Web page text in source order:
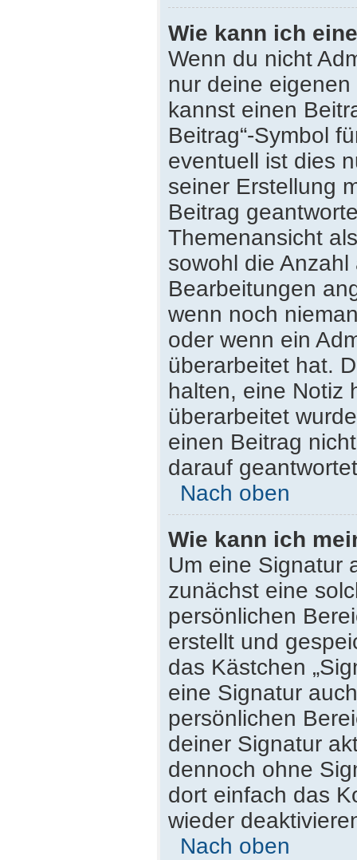
Wie kann ich
Wenn du nicht
nur deine
kannst einen
Beitrag“-Symbol
eventuell ist dies
seiner Erstellung
Beitrag
Themenansicht
sowohl die
Bearbeitungen
wenn noch
oder wenn ein
überarbeitet hat.
halten, eine Notiz
überarbeitet
einen Beitrag
darauf
Nach oben
Wie kann ich
Um eine Signatur
zunächst eine
persönlichen
erstellt und
das Kästchen
eine Signatur
persönlichen
deiner Signatur
dennoch ohne
dort einfach das
wieder
Nach oben